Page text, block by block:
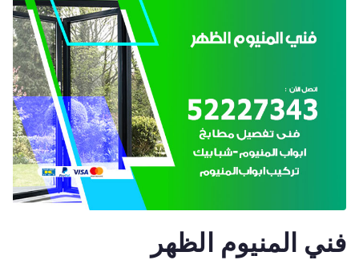
فني المنيوم الظهر